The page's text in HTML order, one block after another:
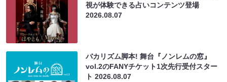
視が体験できる占いコンテンツ登場
2026.08.07
バカリズム脚本! 舞台『ノンレムの窓』
vol.2のFANYチケット1次先行受付スター
ト2026.08.07